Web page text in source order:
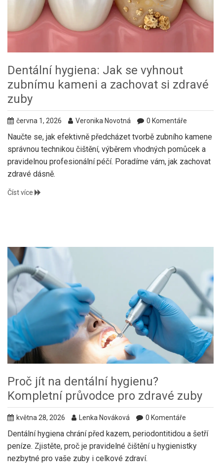
Dentální hygiena: Jak se vyhnout
zubnímu kameni a zachovat si zdravé
zuby
června 1, 2026 Veronika Novotná 0 Komentáře
Naučte se, jak efektivně předcházet tvorbě zubního kamene
správnou technikou čištění, výběrem vhodných pomůcek a
pravidelnou profesionální péčí. Poradíme vám, jak zachovat
zdravé dásně.
Číst více
Proč jít na dentální hygienu?
Kompletní průvodce pro zdravé zuby
května 28, 2026 Lenka Nováková 0 Komentáře
Dentální hygiena chrání před kazem, periodontitidou a šetří
peníze. Zjistěte, proč je pravidelné čištění u hygienistky
nezbytné pro vaše zuby i celkové zdraví.